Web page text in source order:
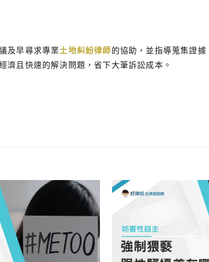
及早尋求專業土地糾紛律師的協助，並指導蒐集證據
濟且快速的解決問題，省下大筆訴訟成本。